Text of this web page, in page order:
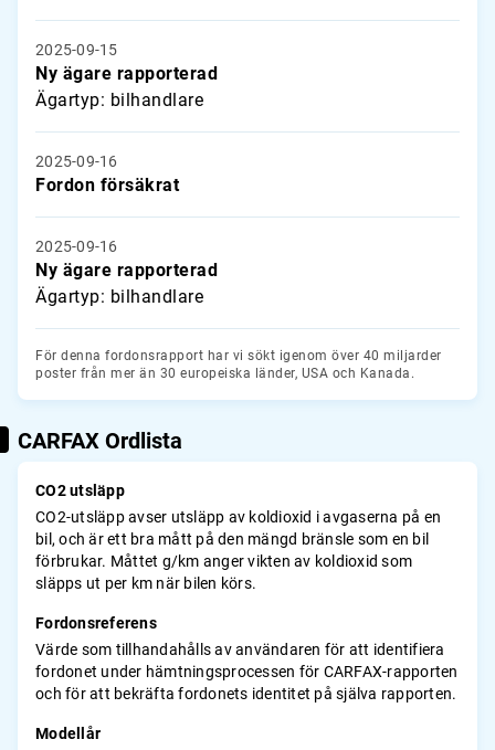
2025-09-15
Ny ägare rapporterad
Ägartyp: bilhandlare
2025-09-16
Fordon försäkrat
2025-09-16
Ny ägare rapporterad
Ägartyp: bilhandlare
För denna fordonsrapport har vi sökt igenom över 40 miljarder
poster från mer än 30 europeiska länder, USA och Kanada.
CARFAX Ordlista
CO2 utsläpp
CO2-utsläpp avser utsläpp av koldioxid i avgaserna på en
bil, och är ett bra mått på den mängd bränsle som en bil
förbrukar. Måttet g/km anger vikten av koldioxid som
släpps ut per km när bilen körs.
Fordonsreferens
Värde som tillhandahålls av användaren för att identifiera
fordonet under hämtningsprocessen för CARFAX-rapporten
och för att bekräfta fordonets identitet på själva rapporten.
Modellår